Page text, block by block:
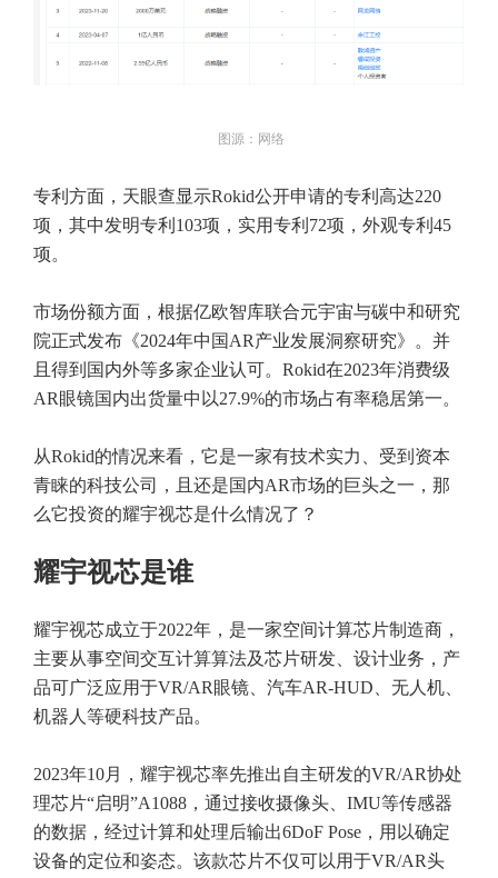
图源：网络
专利方面，天眼查显示Rokid公开申请的专利高达220
项，其中发明专利103项，实用专利72项，外观专利45
项。
市场份额方面，根据亿欧智库联合元宇宙与碳中和研究
院正式发布《2024年中国AR产业发展洞察研究》。并
且得到国内外等多家企业认可。Rokid在2023年消费级
AR眼镜国内出货量中以27.9%的市场占有率稳居第一。
从Rokid的情况来看，它是一家有技术实力、受到资本
青睐的科技公司，且还是国内AR市场的巨头之一，那
么它投资的耀宇视芯是什么情况了？
耀宇视芯是谁
耀宇视芯成立于2022年，是一家空间计算芯片制造商，
主要从事空间交互计算算法及芯片研发、设计业务，产
品可广泛应用于VR/AR眼镜、汽车AR-HUD、无人机、
机器人等硬科技产品。
2023年10月，耀宇视芯率先推出自主研发的VR/AR协处
理芯片“启明”A1088，通过接收摄像头、IMU等传感器
的数据，经过计算和处理后输出6DoF Pose，用以确定
设备的定位和姿态。该款芯片不仅可以用于VR/AR头